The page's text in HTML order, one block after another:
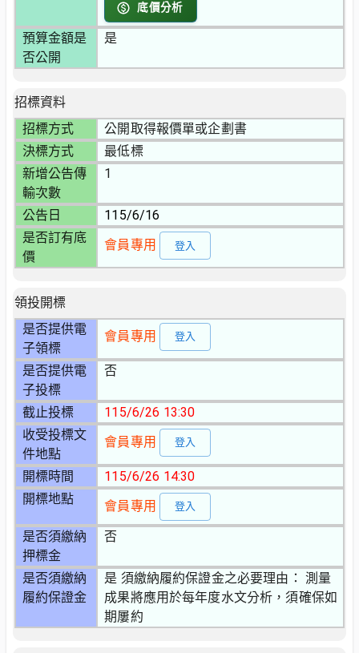
底價分析
預算金額是
否公開
是
招標資料
招標方式
公開取得報價單或企劃書
決標方式
最低標
新增公告傳
輸次數
1
公告日
115/6/16
是否訂有底
價
會員專用 登入
領投開標
是否提供電
子領標
會員專用 登入
是否提供電
子投標
否
截止投標
115/6/26 13:30
收受投標文
件地點
會員專用 登入
開標時間
115/6/26 14:30
開標地點
會員專用 登入
是否須繳納
押標金
否
是否須繳納
履約保證金
是 須繳納履約保證金之必要理由： 測量
成果將應用於每年度水文分析，須確保如
期屢約